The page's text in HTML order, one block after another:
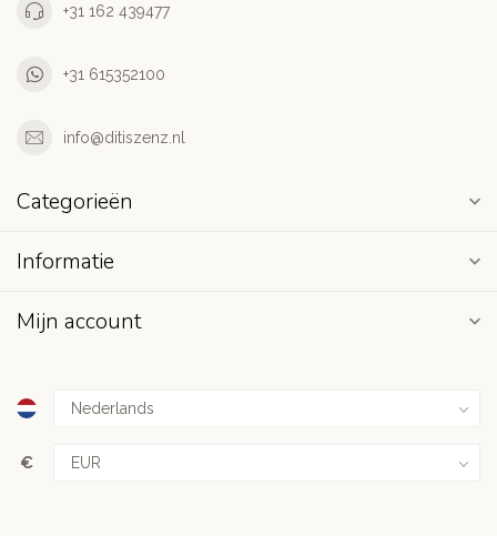
+31 162 439477
+31 615352100
info@ditiszenz.nl
Categorieën
Informatie
Mijn account
€